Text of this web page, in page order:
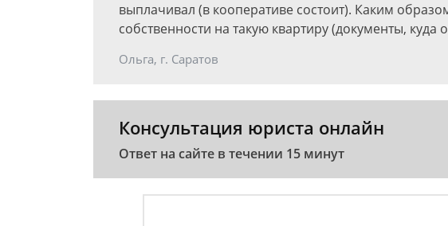
выплачивал (в кооперативе состоит). Каким
собственности на такую квартиру (документы, куда
Ольга, г. Саратов
Консультация юриста онлайн
Ответ на сайте в течении 15 минут